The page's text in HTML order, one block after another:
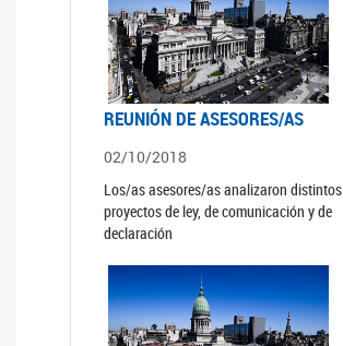
REUNIÓN DE ASESORES/AS
02/10/2018
Los/as asesores/as analizaron distintos
proyectos de ley, de comunicación y de
declaración